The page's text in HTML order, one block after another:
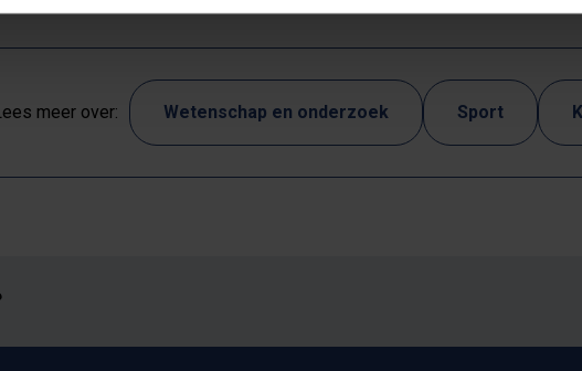
meer over: Wetenschap en onderzoek Sport